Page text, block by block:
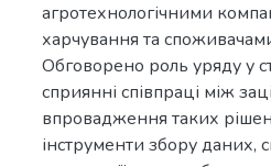
агротехнологічними
харчування та
Обговорено роль уряду у
сприянні співпраці між
впровадження таких
інструменти збору даних,